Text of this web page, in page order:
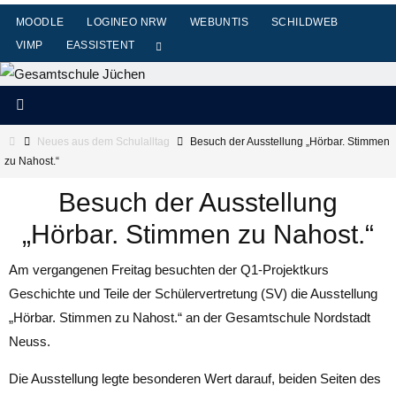
Zum
Inhalt
springen
MOODLE LOGINEO NRW WEBUNTIS
SCHILDWEB
VIMP
EASSISTENT
StartNeues aus dem Schulalltag
Besuch der Ausstellung „Hörbar. Stimmen
zu Nahost.“
Besuch der Ausstellung
„Hörbar. Stimmen zu Nahost.“
Am vergangenen Freitag besuchten der Q1-Projektkurs
Geschichte und Teile der Schülervertretung (SV) die Ausstellung
„Hörbar. Stimmen zu Nahost.“ an der Gesamtschule Nordstadt
Neuss.
Die Ausstellung legte besonderen Wert darauf, beiden Seiten des